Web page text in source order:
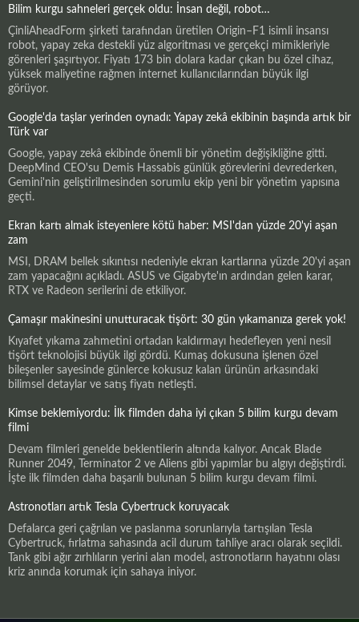
Bilim kurgu sahneleri gerçek oldu: İnsan değil, robot…
ÇinliAheadForm şirketi tarafından üretilen Origin–F1 isimli insansı
robot, yapay zeka destekli yüz algoritması ve gerçekçi mimikleriyle
görenleri şaşırtıyor. Fiyatı 173 bin dolara kadar çıkan bu özel cihaz,
yüksek maliyetine rağmen internet kullanıcılarından büyük ilgi
görüyor.
Google'da taşlar yerinden oynadı: Yapay zekâ ekibinin başında artık bir
Türk var
Google, yapay zekâ ekibinde önemli bir yönetim değişikliğine gitti.
DeepMind CEO'su Demis Hassabis günlük görevlerini devrederken,
Gemini'nin geliştirilmesinden sorumlu ekip yeni bir yönetim yapısına
geçti.
Ekran kartı almak isteyenlere kötü haber: MSI'dan yüzde 20'yi aşan
zam
MSI, DRAM bellek sıkıntısı nedeniyle ekran kartlarına yüzde 20'yi aşan
zam yapacağını açıkladı. ASUS ve Gigabyte'ın ardından gelen karar,
RTX ve Radeon serilerini de etkiliyor.
Çamaşır makinesini unutturacak tişört: 30 gün yıkamanıza gerek yok!
Kıyafet yıkama zahmetini ortadan kaldırmayı hedefleyen yeni nesil
tişört teknolojisi büyük ilgi gördü. Kumaş dokusuna işlenen özel
bileşenler sayesinde günlerce kokusuz kalan ürünün arkasındaki
bilimsel detaylar ve satış fiyatı netleşti.
Kimse beklemiyordu: İlk filmden daha iyi çıkan 5 bilim kurgu devam
filmi
Devam filmleri genelde beklentilerin altında kalıyor. Ancak Blade
Runner 2049, Terminator 2 ve Aliens gibi yapımlar bu algıyı değiştirdi.
İşte ilk filmden daha başarılı bulunan 5 bilim kurgu devam filmi.
Astronotları artık Tesla Cybertruck koruyacak
Defalarca geri çağrılan ve paslanma sorunlarıyla tartışılan Tesla
Cybertruck, fırlatma sahasında acil durum tahliye aracı olarak seçildi.
Tank gibi ağır zırhlıların yerini alan model, astronotların hayatını olası
kriz anında korumak için sahaya iniyor.